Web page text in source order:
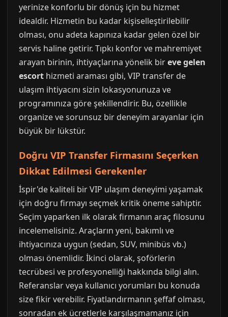
yerinize konforlu bir dönüş için bu hizmet
idealdir. Hizmetin bu kadar kişiselleştirilebilir
olması, onu adeta kapınıza kadar gelen özel bir
servis haline getirir. Tıpkı konfor ve mahremiyet
arayan birinin, ihtiyaçlarına yönelik bireve gelen
escort hizmeti araması gibi, VIP transfer de
ulaşım ihtiyacını sizin lokasyonunuza ve
programınıza göre şekillendirir. Bu, özellikle
organize ve sorunsuz bir deneyim arayanlar için
büyük bir lükstür.
Doğru VIP Transfer Firmasını Seçerken
Dikkat Edilmesi Gerekenler
İspir'de kaliteli bir VIP ulaşım deneyimi yaşamak
için doğru firmayı seçmek kritik öneme sahiptir.
Seçim yaparken ilk olarak firmanın araç filosunu
incelemelisiniz. Araçların yeni, bakımlı ve
ihtiyacınıza uygun (sedan, SUV, minibüs vb.)
olması önemlidir. İkinci olarak, şoförlerin
tecrübesi ve profesyonelliği hakkında bilgi alın.
Referanslar veya kullanıcı yorumları bu konuda
size fikir verebilir. Fiyatlandırmanın şeffaf olması,
sonradan ek ücretlerle karşılaşmamanız için